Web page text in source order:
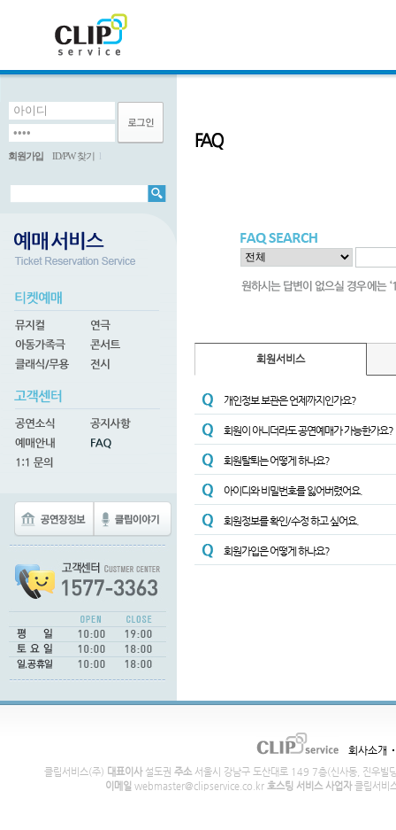
회원가입 ID/PW 찾기
회원서비스
개인정보 보관은 언제까지인가요?
회원이 아니더라도 공연예매가 가능한가요?
회원탈퇴는 어떻게 하나요?
아이디와 비밀번호를 잃어버렸어요.
회원정보를 확인/수정 하고 싶어요.
회원가입은 어떻게 하나요?
회사소개
클립서비스(주) 대표이사설도권 주소서울시 강남구 도산대로 149 7층(신사동, 진우빌
이메일 webmaster@clipservice.co.kr 호스팅 서비스 사업자클립서비